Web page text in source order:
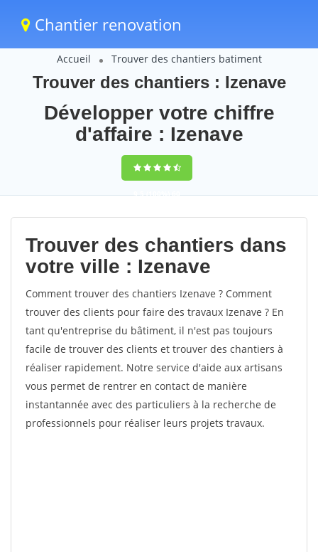
Chantier renovation
Accueil Trouver des chantiers batiment
Trouver des chantiers : Izenave
Développer votre chiffre
d'affaire : Izenave
9,5(100%)60
votes
Trouver des chantiers dans
votre ville : Izenave
Comment trouver des chantiers Izenave ? Comment
trouver des clients pour faire des travaux Izenave ? En
tant qu'entreprise du bâtiment, il n'est pas toujours
facile de trouver des clients et trouver des chantiers à
réaliser rapidement. Notre service d'aide aux artisans
vous permet de rentrer en contact de manière
instantannée avec des particuliers à la recherche de
professionnels pour réaliser leurs projets travaux.